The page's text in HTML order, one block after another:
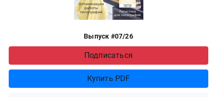
Выпуск #07/26
Подписаться
Купить PDF